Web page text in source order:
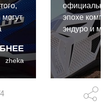
могут
я,
GP
zheka
эпохе
эндуро и
Cardo и
собой